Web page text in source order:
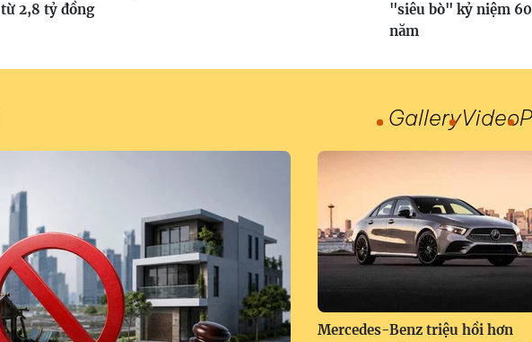
từ 2,8 tỷ đồng
"siêu bò" kỷ niệm 60
năm
GalleryVideo
Mercedes-Benz triệu hồi hơn